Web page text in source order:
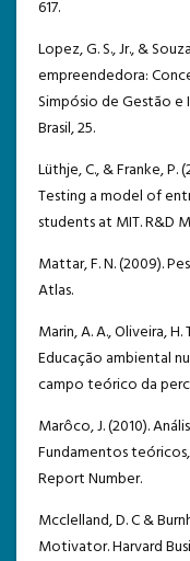
617.
Lopez, G. S., Jr., &
empreendedora:
Simpósio de Gestão e
Brasil, 25.
Lüthje, C., & Franke, P.
Testing a model of
students at MIT. R&D
Mattar, F. N. (2009).
Atlas.
Marin, A. A., Oliveira,
Educação ambiental
campo teórico da
Marôco, J. (2010).
Fundamentos
Report Number.
Mcclelland, D. C &
Motivator. Harvard